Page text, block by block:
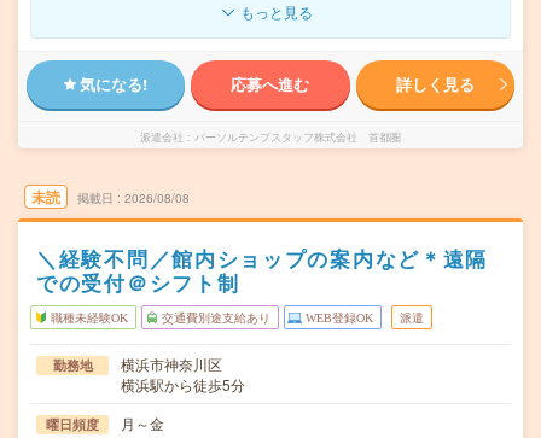
もっと見る
気になる! 応募へ進む 詳しく見る
派遣会社 パーソルテンプスタッフ株式会社 首都圏
未読 掲載日 2026/08/08
＼経験不問／館内ショップの案内など＊遠隔
での受付＠シフト制
職種未経験OK 交通費別途支給あり WEB登録OK 派遣
勤務地
横浜市神奈川区
横浜駅から徒歩5分
曜日頻度 月～金